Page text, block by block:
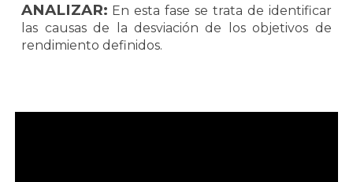
ANALIZAR: En esta fase se trata de identificar
las causas de la desviación de los objetivos de
rendimiento definidos.